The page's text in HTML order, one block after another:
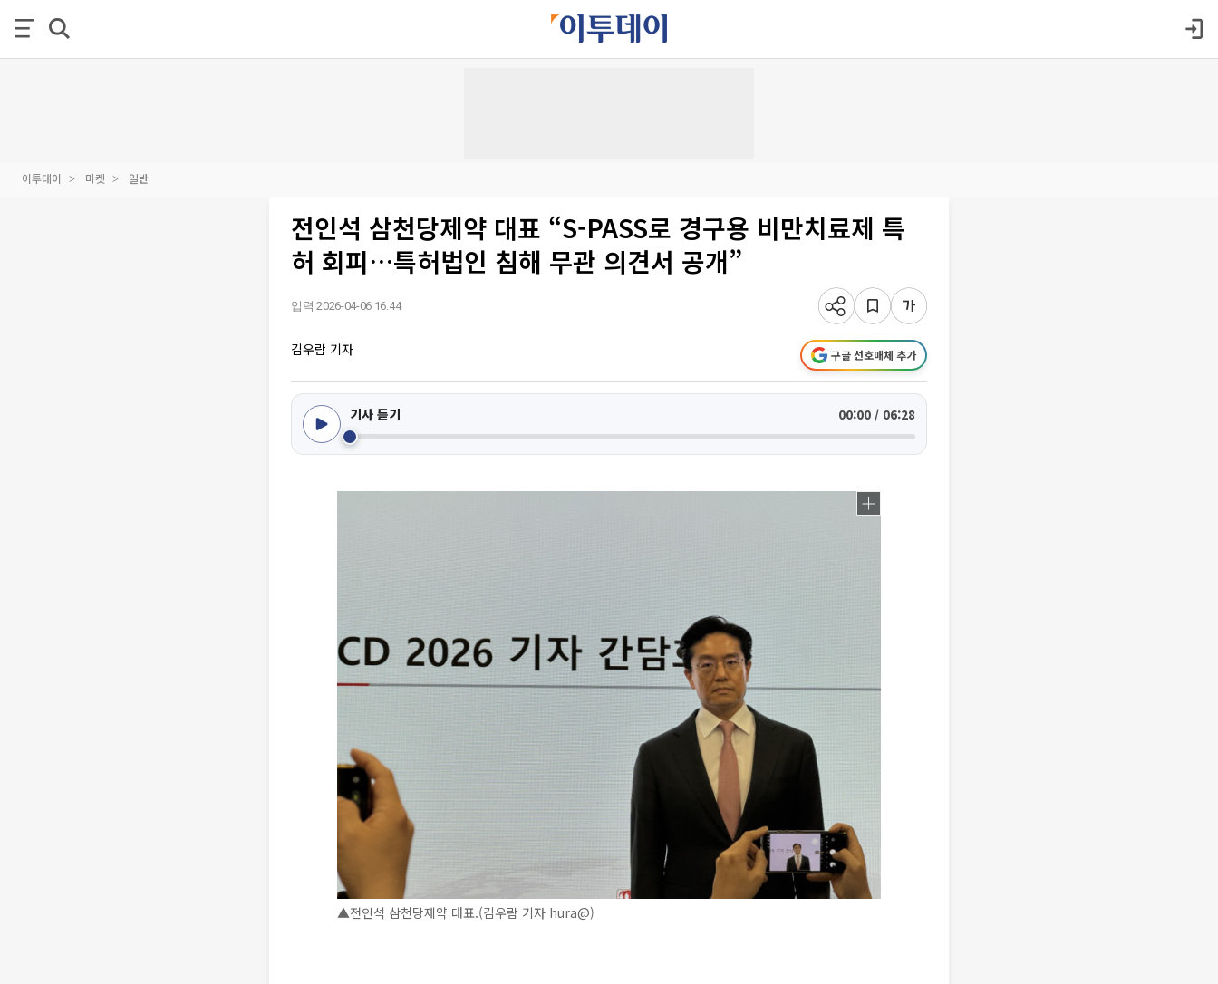
이투데이 마켓 일반
전인석 삼천당제약 대표 “S-PASS로 경구용 비만치료제 특
허 회피…특허법인 침해 무관 의견서 공개”
입력 2026-04-06 16:44
김우람 기자 구글 선호매체 추가
기사 듣기 00:00 / 06:28
▲전인석 삼천당제약 대표.(김우람 기자 hura@)